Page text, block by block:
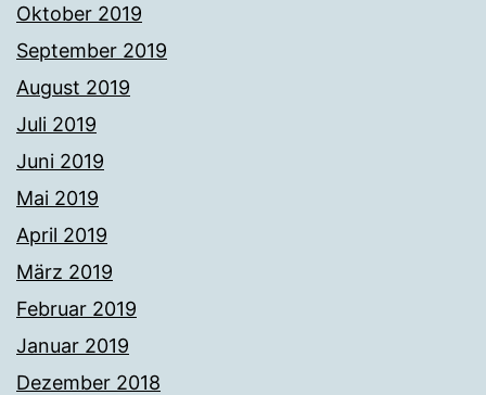
Oktober 2019
September 2019
August 2019
Juli 2019
Juni 2019
Mai 2019
April 2019
März 2019
Februar 2019
Januar 2019
Dezember 2018